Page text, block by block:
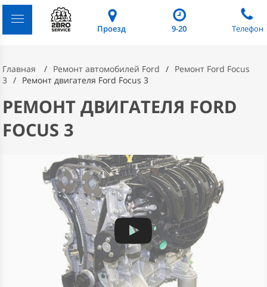
Проезд 9-20 Телефон
Главная Ремонт автомобилей Ford
Ремонт Ford Focus
3
Ремонт двигателя Ford Focus 3
РЕМОНТ ДВИГАТЕЛЯ FORD
FOCUS 3